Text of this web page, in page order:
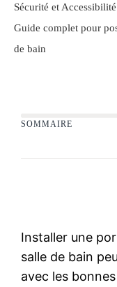
Sécurité et Accessibilité
Guide complet pour
de bain
SOMMAIRE
Installer une
salle de bain
avec les